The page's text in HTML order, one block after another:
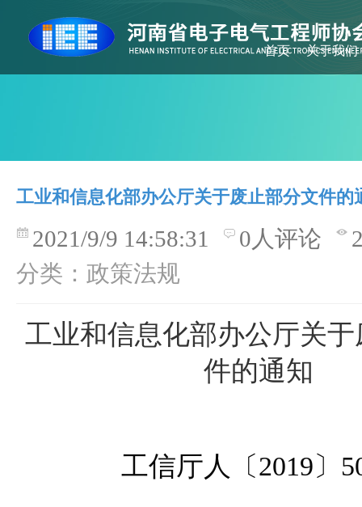
首页 关于我们
工业和信息化部办公厅关于废止部分文件的
2021/9/9 14:58:31 0人评论
分类：政策法规
工业和信息化部办公厅关
件的通知
工信厅人〔2019〕